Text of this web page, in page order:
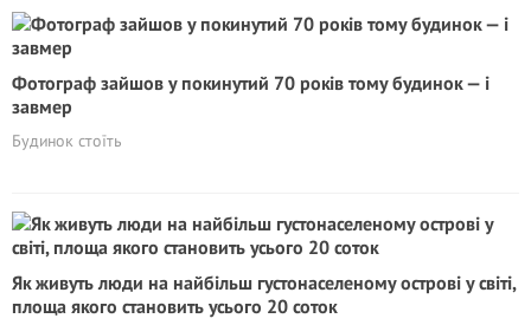
Фотограф зайшов у покинутий 70 років тому будинок — і
завмер
Будинок стоїть
Як живуть люди на найбільш густонаселеному острові у світі,
площа якого становить усього 20 соток